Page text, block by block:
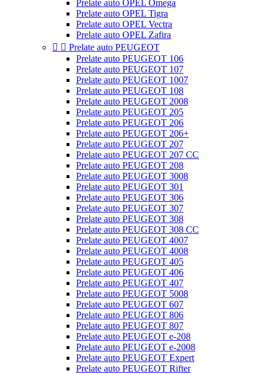
Prelate auto OPEL Omega
Prelate auto OPEL Tigra
Prelate auto OPEL Vectra
Prelate auto OPEL Zafira
  Prelate auto PEUGEOT
Prelate auto PEUGEOT 106
Prelate auto PEUGEOT 107
Prelate auto PEUGEOT 1007
Prelate auto PEUGEOT 108
Prelate auto PEUGEOT 2008
Prelate auto PEUGEOT 205
Prelate auto PEUGEOT 206
Prelate auto PEUGEOT 206+
Prelate auto PEUGEOT 207
Prelate auto PEUGEOT 207 CC
Prelate auto PEUGEOT 208
Prelate auto PEUGEOT 3008
Prelate auto PEUGEOT 301
Prelate auto PEUGEOT 306
Prelate auto PEUGEOT 307
Prelate auto PEUGEOT 308
Prelate auto PEUGEOT 308 CC
Prelate auto PEUGEOT 4007
Prelate auto PEUGEOT 4008
Prelate auto PEUGEOT 405
Prelate auto PEUGEOT 406
Prelate auto PEUGEOT 407
Prelate auto PEUGEOT 5008
Prelate auto PEUGEOT 607
Prelate auto PEUGEOT 806
Prelate auto PEUGEOT 807
Prelate auto PEUGEOT e-208
Prelate auto PEUGEOT e-2008
Prelate auto PEUGEOT Expert
Prelate auto PEUGEOT Rifter